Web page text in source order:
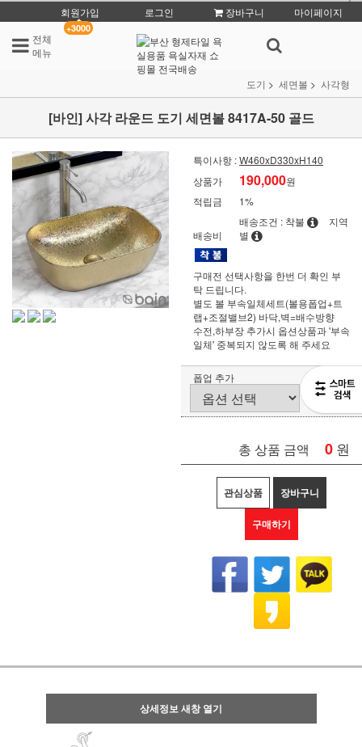
회원가입
+3000
로그인 장바구니
마이페이지
전체
메뉴
도기 세면볼 사각형
[바인] 사각 라운드 도기 세면볼 8417A-50 골드
특이사항 :W460xD330xH140
상품가
190,000원
적립금
1%
배송비
배송조건 : 착불
지역
별
구매전 선택사항을 한번 더 확인 부
탁 드립니다.
별도 볼 부속일체세트(볼용폽업+트
랩+조절밸브2) 바닥,벽=배수방향
수전,하부장 추가시 옵션상품과 '부속
일체' 중복되지 않도록 해 주세요
폽업 추가
총 상품 금액 0 원
관심상품 장바구니
구매하기
상세정보 새창 열기